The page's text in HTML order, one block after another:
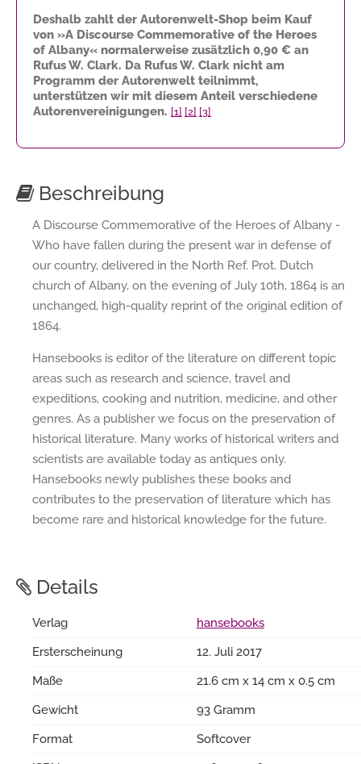
Deshalb zahlt der Autorenwelt-Shop beim Kauf
von »A Discourse Commemorative of the Heroes
of Albany« normalerweise zusätzlich 0,90 € an
Rufus W. Clark. Da Rufus W. Clark nicht am
Programm der Autorenwelt teilnimmt,
unterstützen wir mit diesem Anteil verschiedene
Autorenvereinigungen. [1] [2] [3]
Beschreibung
A Discourse Commemorative of the Heroes of Albany -
Who have fallen during the present war in defense of
our country, delivered in the North Ref. Prot. Dutch
church of Albany, on the evening of July 10th, 1864 is an
unchanged, high-quality reprint of the original edition of
1864.
Hansebooks is editor of the literature on different topic
areas such as research and science, travel and
expeditions, cooking and nutrition, medicine, and other
genres. As a publisher we focus on the preservation of
historical literature. Many works of historical writers and
scientists are available today as antiques only.
Hansebooks newly publishes these books and
contributes to the preservation of literature which has
become rare and historical knowledge for the future.
Details
Verlag
hansebooks
Ersterscheinung
12. Juli 2017
Maße
21.6 cm x 14 cm x 0.5 cm
Gewicht
93 Gramm
Format
Softcover